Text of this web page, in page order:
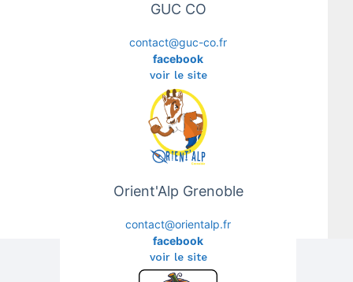
GUC CO
contact@guc-co.fr
facebook
voir le site
Orient'Alp Grenoble
contact@orientalp.fr
facebook
voir le site